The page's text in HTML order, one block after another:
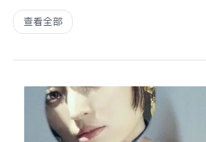
查看全部